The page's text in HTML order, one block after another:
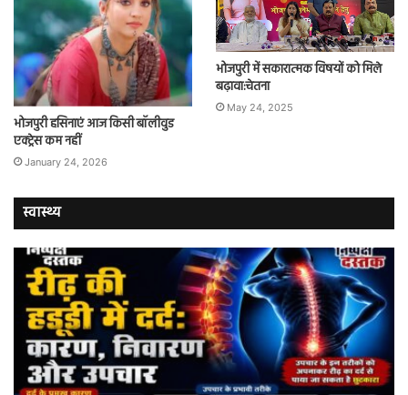
भोजपुरी हसिनाएं आज किसी बॉलीवुड
एक्ट्रेस कम नहीं
January 24, 2026
भोजपुरी में सकारात्मक विषयों को मिले
बढ़ावा:चेतना
May 24, 2025
स्वास्थ्य